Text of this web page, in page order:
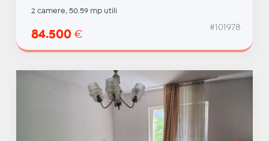
2 camere, 50.59 mp utili
84.500 €
#101978